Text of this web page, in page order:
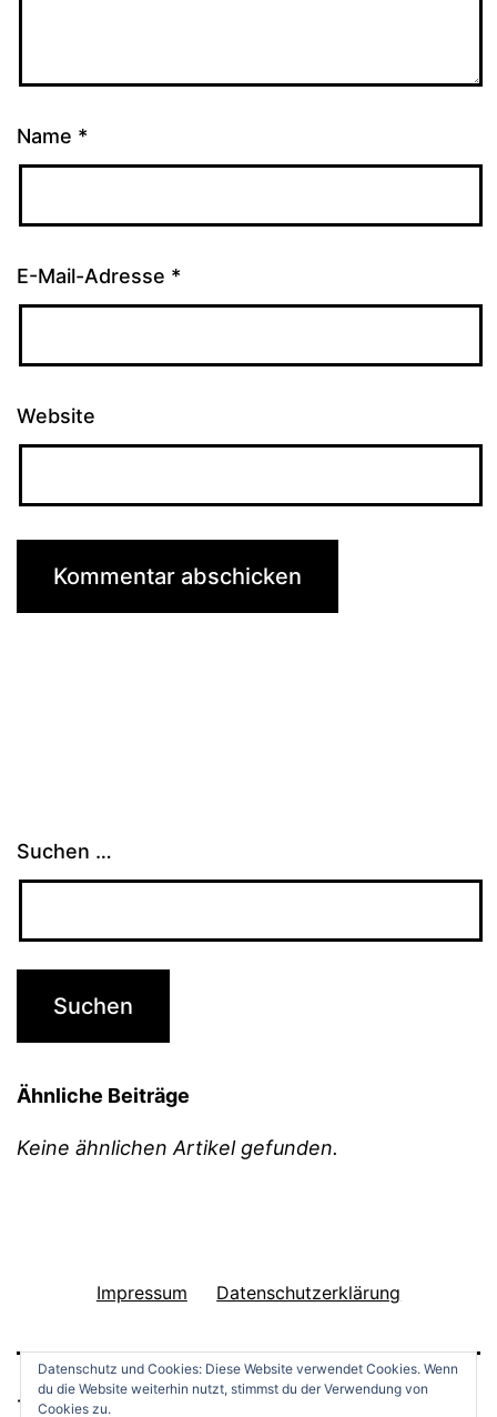
Name *
E-Mail-Adresse *
Website
Datenschutz und Cookies: Diese Website verwendet Cookies. Wenn
du die Website weiterhin nutzt, stimmst du der Verwendung von
Cookies zu.
Suchen …
Ähnliche Beiträge
Keine ähnlichen Artikel gefunden.
Impressum Datenschutzerklärung
THINGS TO DO